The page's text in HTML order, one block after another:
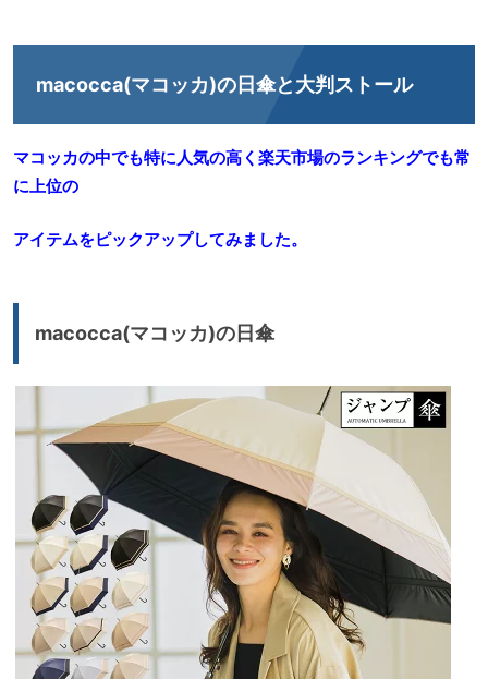
macocca(マコッカ)の日傘と大判ストール
マコッカの中でも特に人気の高く楽天市場のランキングでも常
に上位の
アイテムをピックアップしてみました。
macocca(マコッカ)の日傘